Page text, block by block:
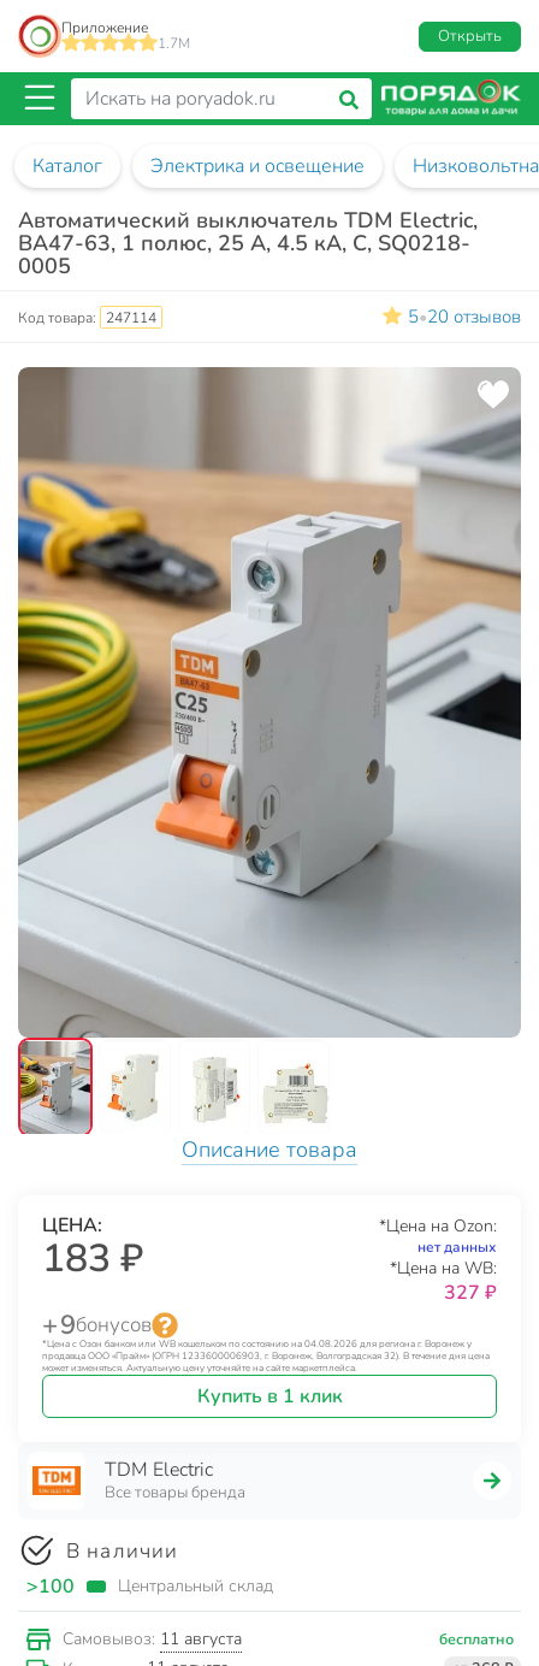
Приложение
1.7M
Открыть
Каталог Электрика и освещение
Автоматический выключатель TDM Electric,
ВА47-63, 1 полюс, 25 А, 4.5 кА, С, SQ0218-
0005
Код товара: 247114 5•20 отзывов
Описание товара
ЦЕНА:
183 ₽
*Цена на Ozon:
нет данных
*Цена на WB:
327 ₽
+ 9бонусов
*Цена с Озон банком или WB кошельком по состоянию на 04.08.2026 для региона г. Воронеж у
продавца ООО «Прайм» (ОГРН 1233600006903, г. Воронеж, Волгоградская 32). В течение дня цена
может изменяться. Актуальную цену уточняйте на сайте маркетплейса.
Купить в 1 клик
TDM Electric
Все товары бренда
В наличии
>100 Центральный склад
Самовывоз: 11 августа бесплатно